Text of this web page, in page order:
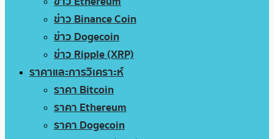
ข่าว Binance Coin
ข่าว Dogecoin
ข่าว Ripple (XRP)
ราคาและการวิเคราะห์
ราคา Bitcoin
ราคา Ethereum
ราคา Dogecoin